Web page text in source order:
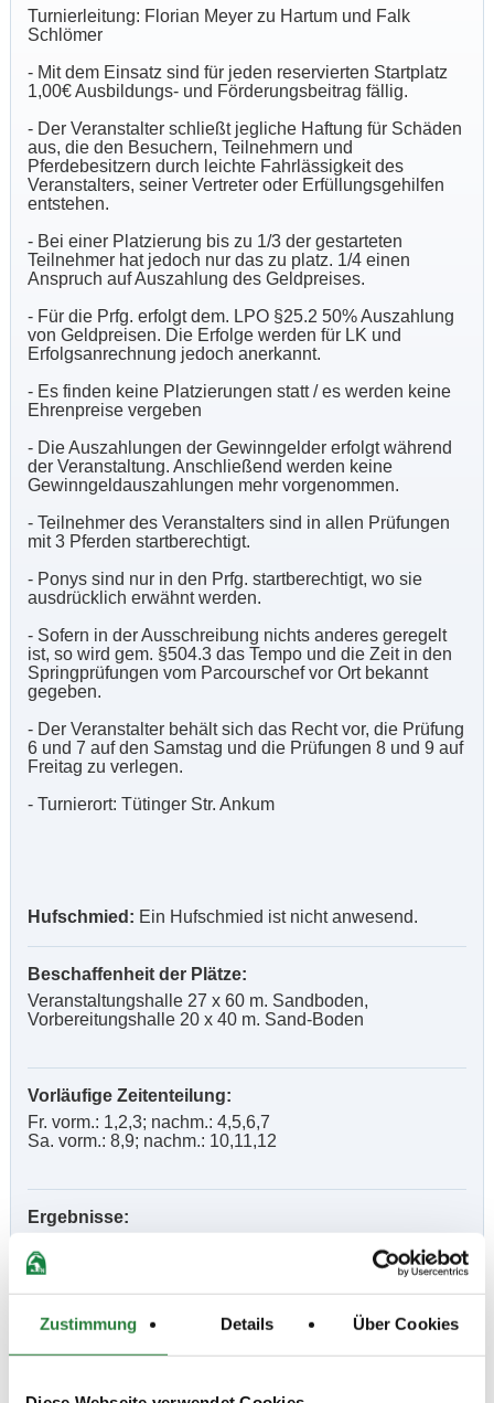
Zustimmung Details Über Cookies
Turnierleitung: Florian Meyer zu Hartum und Falk
Schlömer
- Mit dem Einsatz sind für jeden reservierten Startplatz
1,00€ Ausbildungs- und Förderungsbeitrag fällig.
- Der Veranstalter schließt jegliche Haftung für Schäden
aus, die den Besuchern, Teilnehmern und
Pferdebesitzern durch leichte Fahrlässigkeit des
Veranstalters, seiner Vertreter oder Erfüllungsgehilfen
entstehen.
- Bei einer Platzierung bis zu 1/3 der gestarteten
Teilnehmer hat jedoch nur das zu platz. 1/4 einen
Anspruch auf Auszahlung des Geldpreises.
- Für die Prfg. erfolgt dem. LPO §25.2 50% Auszahlung
von Geldpreisen. Die Erfolge werden für LK und
Erfolgsanrechnung jedoch anerkannt.
- Es finden keine Platzierungen statt / es werden keine
Ehrenpreise vergeben
- Die Auszahlungen der Gewinngelder erfolgt während
der Veranstaltung. Anschließend werden keine
Gewinngeldauszahlungen mehr vorgenommen.
- Teilnehmer des Veranstalters sind in allen Prüfungen
mit 3 Pferden startberechtigt.
- Ponys sind nur in den Prfg. startberechtigt, wo sie
ausdrücklich erwähnt werden.
- Sofern in der Ausschreibung nichts anderes geregelt
ist, so wird gem. §504.3 das Tempo und die Zeit in den
Springprüfungen vom Parcourschef vor Ort bekannt
gegeben.
- Der Veranstalter behält sich das Recht vor, die Prüfung
6 und 7 auf den Samstag und die Prüfungen 8 und 9 auf
Freitag zu verlegen.
- Turnierort: Tütinger Str. Ankum
Hufschmied: Ein Hufschmied ist nicht anwesend.
Beschaffenheit der Plätze:
Veranstaltungshalle 27 x 60 m. Sandboden,
Vorbereitungshalle 20 x 40 m. Sand-Boden
Vorläufige Zeitenteilung:
Fr. vorm.: 1,2,3; nachm.: 4,5,6,7
Sa. vorm.: 8,9; nachm.: 10,11,12
Ergebnisse: